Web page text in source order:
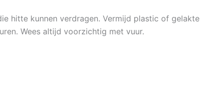
hitte kunnen verdragen. Vermijd plastic of gelakte
Wees altijd voorzichtig met vuur.